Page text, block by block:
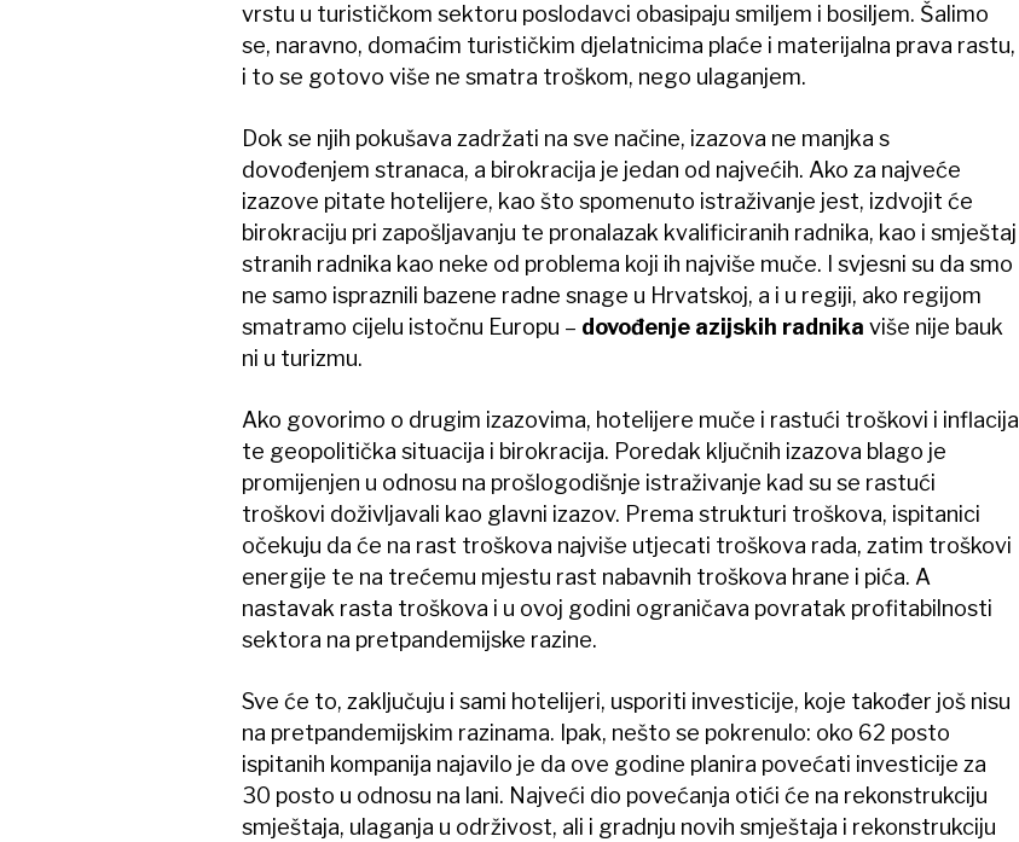
vrstu u turističkom sektoru poslodavci obasipaju smiljem i bosiljem. Šalimo
se, naravno, domaćim turističkim djelatnicima plaće i materijalna prava rastu,
i to se gotovo više ne smatra troškom, nego ulaganjem.
Dok se njih pokušava zadržati na sve načine, izazova ne manjka s
dovođenjem stranaca, a birokracija je jedan od najvećih. Ako za najveće
izazove pitate hotelijere, kao što spomenuto istraživanje jest, izdvojit će
birokraciju pri zapošljavanju te pronalazak kvalificiranih radnika, kao i smještaj
stranih radnika kao neke od problema koji ih najviše muče. I svjesni su da smo
ne samo ispraznili bazene radne snage u Hrvatskoj, a i u regiji, ako regijom
smatramo cijelu istočnu Europu – dovođenje azijskih radnika više nije bauk
ni u turizmu.
Ako govorimo o drugim izazovima, hotelijere muče i rastući troškovi i inflacija
te geopolitička situacija i birokracija. Poredak ključnih izazova blago je
promijenjen u odnosu na prošlogodišnje istraživanje kad su se rastući
troškovi doživljavali kao glavni izazov. Prema strukturi troškova, ispitanici
očekuju da će na rast troškova najviše utjecati troškova rada, zatim troškovi
energije te na trećemu mjestu rast nabavnih troškova hrane i pića. A
nastavak rasta troškova i u ovoj godini ograničava povratak profitabilnosti
sektora na pretpandemijske razine.
Sve će to, zaključuju i sami hotelijeri, usporiti investicije, koje također još nisu
na pretpandemijskim razinama. Ipak, nešto se pokrenulo: oko 62 posto
ispitanih kompanija najavilo je da ove godine planira povećati investicije za
30 posto u odnosu na lani. Najveći dio povećanja otići će na rekonstrukciju
smještaja, ulaganja u održivost, ali i gradnju novih smještaja i rekonstrukciju